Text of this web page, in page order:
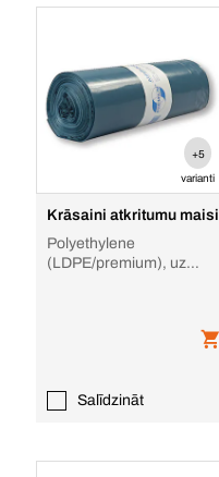
+5
varianti
Krāsaini atkritumu maisi
Polyethylene
(LDPE/premium), uz
Salīdzināt